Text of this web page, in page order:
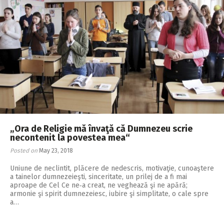
„Ora de Religie mă învaţă că Dumnezeu scrie
necontenit la povestea mea“
Posted on May 23, 2018
Uniune de neclintit, plăcere de nedescris, motivaţie, cunoaştere
a tainelor dum­nezeieşti, sinceritate, un prilej de a fi mai
aproape de Cel Ce ne‑a creat, ne veghează şi ne apără;
armonie şi spirit dumnezeiesc, iubire şi simplitate, o cale spre
a…